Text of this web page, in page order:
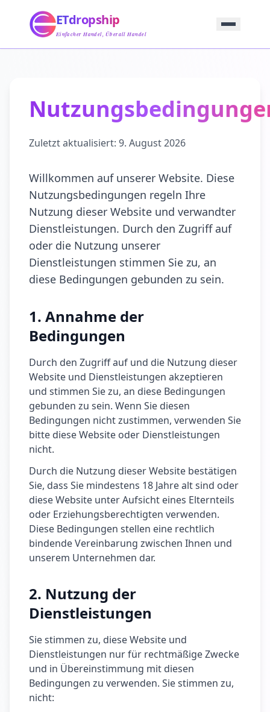
Beschaffung
Service
Produkt
ETdropship
Einfacher Handel, Überall Handel
Zuletzt aktualisiert: 9. August 2026
Willkommen auf unserer Website. Diese
Nutzungsbedingungen regeln Ihre
Nutzung dieser Website und verwandter
Dienstleistungen. Durch den Zugriff auf
oder die Nutzung unserer
Dienstleistungen stimmen Sie zu, an
diese Bedingungen gebunden zu sein.
1. Annahme der
Bedingungen
Durch den Zugriff auf und die Nutzung dieser
Website und Dienstleistungen akzeptieren
und stimmen Sie zu, an diese Bedingungen
gebunden zu sein. Wenn Sie diesen
Bedingungen nicht zustimmen, verwenden Sie
bitte diese Website oder Dienstleistungen
nicht.
Durch die Nutzung dieser Website bestätigen
Sie, dass Sie mindestens 18 Jahre alt sind oder
diese Website unter Aufsicht eines Elternteils
oder Erziehungsberechtigten verwenden.
Diese Bedingungen stellen eine rechtlich
bindende Vereinbarung zwischen Ihnen und
unserem Unternehmen dar.
2. Nutzung der
Dienstleistungen
Sie stimmen zu, diese Website und
Dienstleistungen nur für rechtmäßige Zwecke
und in Übereinstimmung mit diesen
Bedingungen zu verwenden. Sie stimmen zu,
nicht: